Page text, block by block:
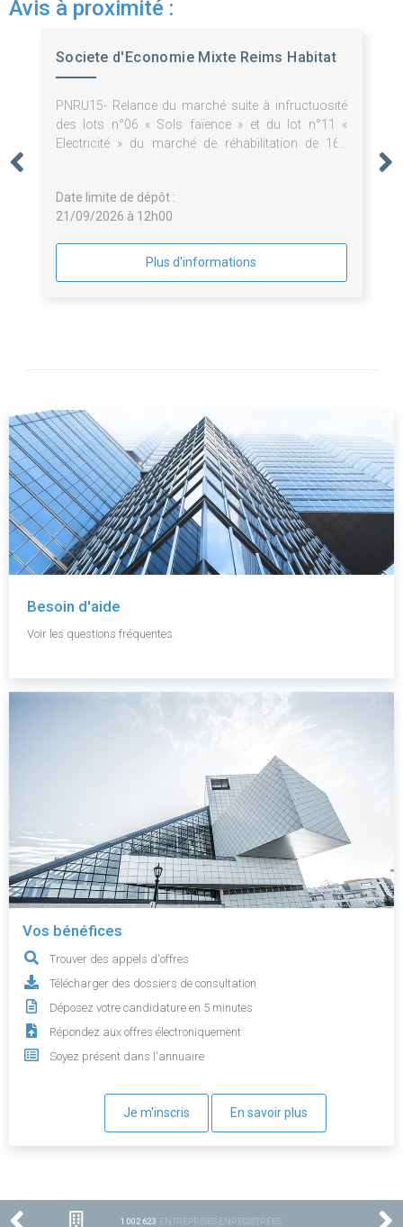
Avis à proximité :
Societe d'Economie Mixte Reims Habitat
PNRU15- Relance du marché suite à infructuosité
des lots n°06 « Sols faïence » et du lot n°11 «
Electricité » du marché de réhabilitation de 167
Date limite de dépôt :
21/09/2026 à 12h00
Plus d'informations
Besoin d'aide
Voir les questions fréquentes.
Vos bénéfices
Trouver des appels d'offres
Télécharger des dossiers de consultation
Déposez votre candidature en 5 minutes
Répondez aux offres électroniquement
Soyez présent dans l'annuaire
Je m'inscris En savoir plus
1 002 623 ENTREPRISES ENREGISTRÉES